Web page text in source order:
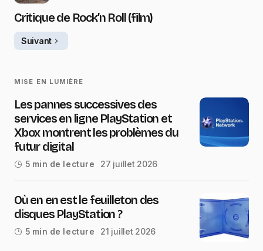
Critique de Rock’n Roll (film)
Suivant
MISE EN LUMIÈRE
Les pannes successives des
services en ligne PlayStation et
Xbox montrent les problèmes du
futur digital
5 min de lecture 27 juillet 2026
Où en en est le feuilleton des
disques PlayStation ?
5 min de lecture 21 juillet 2026